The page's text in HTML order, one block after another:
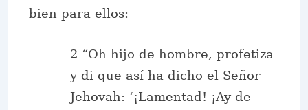
bien para ellos:
2 “Oh hijo de hombre, profetiza
y di que así ha dicho el Señor
Jehovah: ‘¡Lamentad! ¡Ay de